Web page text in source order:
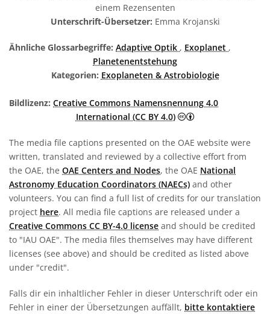
einem Rezensenten
Unterschrift-Übersetzer: Emma Krojanski
Ähnliche Glossarbegriffe: Adaptive Optik , Exoplanet ,
Planetenentstehung
Kategorien: Exoplaneten & Astrobiologie
Bildlizenz: Creative Commons Namensnennung 4.0
International (CC BY 4.0)
Creative
The media file captions presented on the OAE website were
written, translated and reviewed by a collective effort from
the OAE, the OAE Centers and Nodes, the OAE National
Astronomy Education Coordinators (NAECs) and other
volunteers. You can find a full list of credits for our translation
project here. All media file captions are released under a
Creative Commons CC BY-4.0 license and should be credited
to "IAU OAE". The media files themselves may have different
licenses (see above) and should be credited as listed above
under "credit".
Falls dir ein inhaltlicher Fehler in dieser Unterschrift oder ein
Fehler in einer der Übersetzungen auffällt, bitte kontaktiere